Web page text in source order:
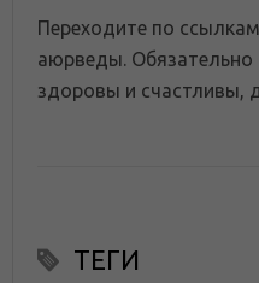
Переходите по
аюрведы. Обязательно
здоровы и счастливы,
ТЕГИ